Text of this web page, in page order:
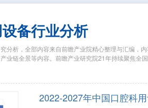
备行业分析
分析，全部内容来自前瞻产业院精心整理与汇编，
业链全景等内容。前瞻产业研究院21年持续聚焦全
2022-2027年中国口腔科